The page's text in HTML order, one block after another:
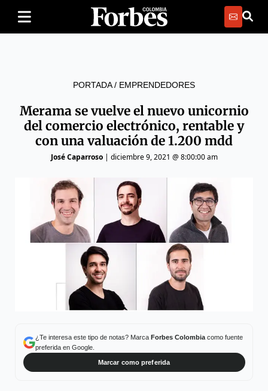
PORTADA/ EMPRENDEDORES
Merama se vuelve el nuevo unicornio
del comercio electrónico, rentable y
con una valuación de 1.200 mdd
José Caparroso| diciembre 9, 2021 @ 8:00:00 am
¿Te interesa este tipo de notas? Marca Forbes Colombiacomo fuente
preferida en Google.
Marcar como preferida